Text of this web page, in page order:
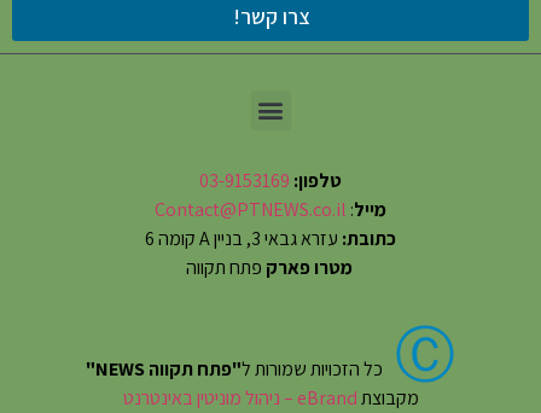
צרו קשר!
טלפון: 03-9153169
מייל:
Contact@PTNEWS.co.il
כתובת: עזרא גבאי 3, בניין A קומה 6
מטרו פארק פתח תקווה
Ⓒ כל הזכויות שמורות ל"פתח תקווה NEWS"
מקבוצתeBrand – ניהול מוניטין באינטרנט